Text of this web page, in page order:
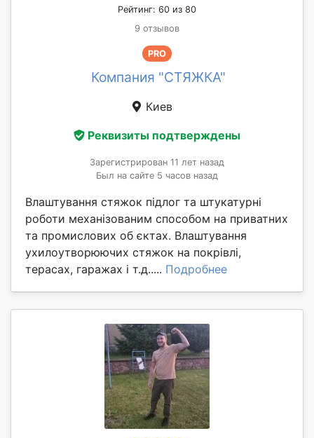
Рейтинг: 60 из 80
9 отзывов
PRO
Компания "СТЯЖКА"
Киев
Реквизиты подтверждены
Зарегистрирован 11 лет назад
Был на сайте 5 часов назад
Влаштування стяжок підлог та штукатурні
роботи механізованим способом на приватних
та промислових об єктах. Влаштування
ухилоутворюючих стяжок на покрівлі,
терасах, гаражах і т.д..... Подробнее